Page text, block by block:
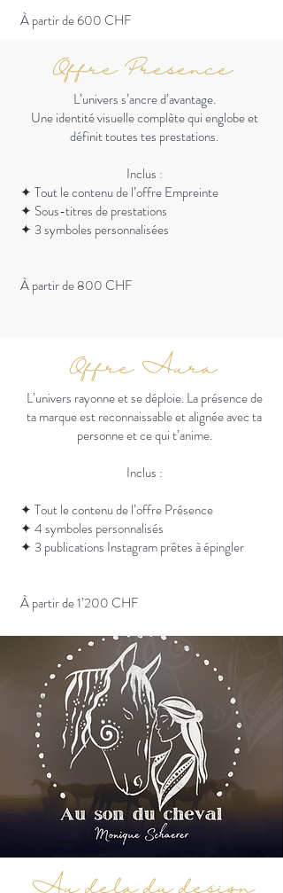
À partir de 600 CHF
Offre Présence
L’univers s’ancre d’avantage.
Une identité visuelle complète qui englobe et
définit toutes tes prestations.
Inclus :
✦ Tout le contenu de l’offre Empreinte
✦ Sous-titres de prestations
✦ 3 symboles personnalisées
À partir de 800 CHF
Offre Aura
L’univers rayonne et se déploie. La présence de
ta marque est reconnaissable et alignée avec ta
personne et ce qui t’anime.
Inclus :
✦ Tout le contenu de l’offre Présence
✦ 4 symboles personnalisés
✦ 3 publications Instagram prêtes à épingler
À partir de 1’200 CHF